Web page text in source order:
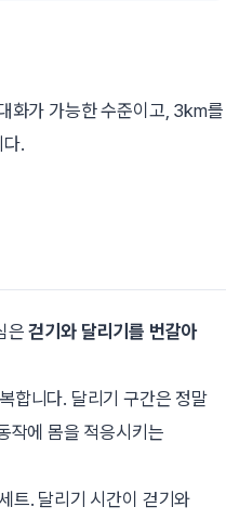
화가 가능한 수준이고, 3km를
.
은걷기와 달리기를 번갈아
합니다. 달리기 구간은 정말
작에 몸을 적응시키는
트. 달리기 시간이 걷기와